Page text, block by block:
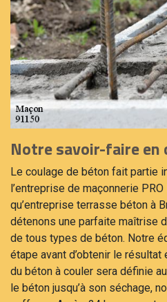
Notre savoir-faire en
Le coulage de béton fait partie
l’entreprise de maçonnerie
qu’entreprise terrasse béton à
détenons une parfaite maîtrise
de tous types de béton. Notre
étape avant d’obtenir le
du béton à couler sera définie
le béton jusqu’à son séchage,